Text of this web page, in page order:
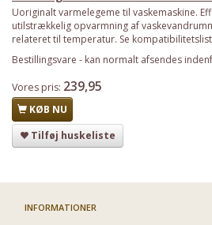
Uoriginalt varmelegeme til vaskemaskine.
utilstrækkelig opvarmning af
relateret til temperatur. Se
Bestillingsvare - kan normalt afsendes
Vores pris: 239,95
KØB NU
Tilføj huskeliste
INFORMATIONER